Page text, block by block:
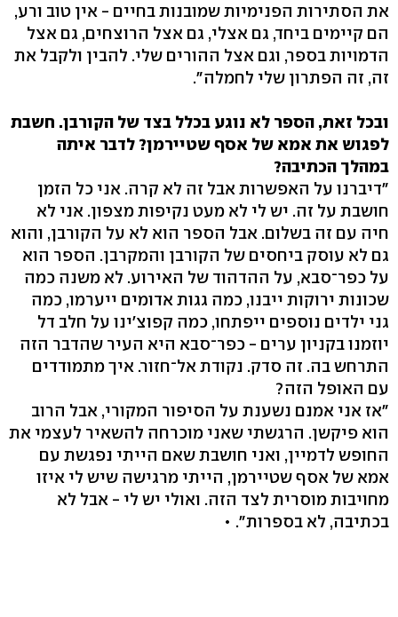
את הסתירות הפנימיות שמובנות בחיים - אין טוב ורע,
הם קיימים ביחד, גם אצלי, גם אצל הרוצחים, גם אצל
הדמויות בספר, וגם אצל ההורים שלי. להבין ולקבל את
זה, זה הפתרון שלי לחמלה".
ובכל זאת, הספר לא נוגע בכלל בצד של הקורבן. חשבת
לפגוש את אמא של אסף שטיירמן? לדבר איתה
במהלך הכתיבה?
"דיברנו על האפשרות אבל זה לא קרה. אני כל הזמן
חושבת על זה. יש לי לא מעט נקיפות מצפון. אני לא
חיה עם זה בשלום. אבל הספר הוא לא על הקורבן, והוא
גם לא עוסק ביחסים של הקורבן והמקרבן. הספר הוא
על כפר־סבא, על ההדהוד של האירוע. לא משנה כמה
שכונות ירוקות ייבנו, כמה גגות אדומים ייערמו, כמה
גני ילדים נוספים ייפתחו, כמה קפוצ'ינו על חלב דל
יוזמנו בקניון ערים - כפר־סבא היא העיר שהדבר הזה
התרחש בה. זה סדק. נקודת אל־חזור. איך מתמודדים
עם האופל הזה?
"אז אני אמנם נשענת על הסיפור המקורי, אבל הרוב
הוא פיקשן. הרגשתי שאני מוכרחה להשאיר לעצמי את
החופש לדמיין, ואני חושבת שאם הייתי נפגשת עם
אמא של אסף שטיירמן, הייתי מרגישה שיש לי איזו
מחויבות מוסרית לצד הזה. ואולי יש לי - אבל לא
בכתיבה, לא בספרות". •